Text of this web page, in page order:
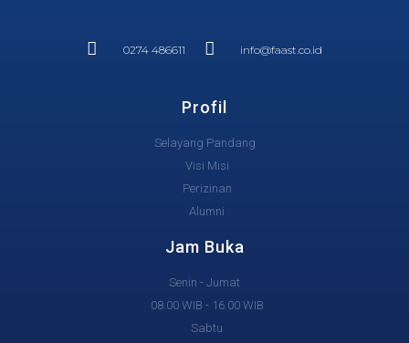
0274 486611 info@faast.co.id
Profil
Selayang Pandang
Visi Misi
Perizinan
Alumni
Jam Buka
Senin - Jumat
08.00 WIB - 16.00 WIB
Sabtu